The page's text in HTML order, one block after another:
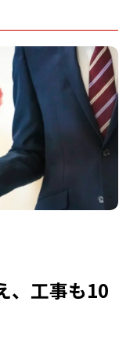
、⼯事も10